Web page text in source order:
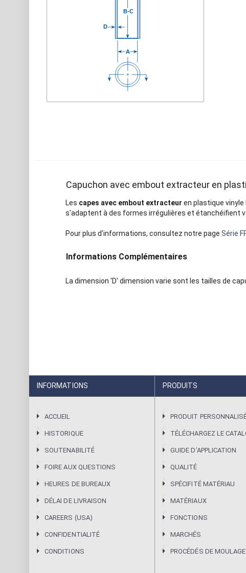
Capuchon avec embout extracteur en
Les capes avec embout extracteur en plastique
s'adaptent à des formes irrégulières et étanchéifient
Pour plus d'informations, consultez notre page Série
Informations Complémentaires
La dimension 'D' dimension varie sont les tailles de
INFORMATIONS
ACCUEIL
HISTORIQUE
SOUTENABILITÉ
FOIRE AUX QUESTIONS
HEURES DE BUREAUX
DÉLAI DE LIVRAISON
CAREERS (USA)
CONFIDENTIALITÉ
CONDITIONS
PRODUITS
PRODUIT
TÉLÉCHARGEZ LE
GUIDE DʼAPPLICATION
QUALITÉ
SPÉCIFITÉ MATÉRIAU
MATÉRIAUX
FONCTIONS
MARCHÉS
PROCÉDÉS DE MOULAGE